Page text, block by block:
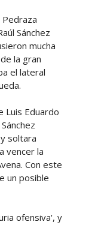
Sánchez
mucha
la gran
el lateral
Luis Eduardo
soltara
vencer la
Con este
un posible
ofensiva', y